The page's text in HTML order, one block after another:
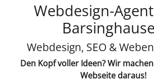
Webdesign-
Webdesign, SEO &
Den Kopf voller Ideen? Wir
Webseite daraus!